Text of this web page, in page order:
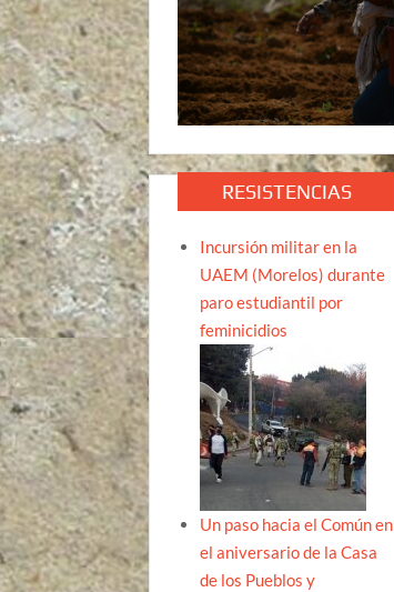
RESISTENCIAS
Incursión militar en la
UAEM (Morelos) durante
paro estudiantil por
feminicidios
Un paso hacia el Común en
el aniversario de la Casa
de los Pueblos y